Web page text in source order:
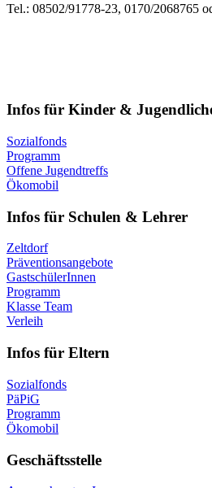
Tel.: 08502/91778-23, 0170/2068765
Infos für Kinder &
Sozialfonds
Programm
Offene Jugendtreffs
Ökomobil
Infos für Schulen & Lehrer
Zeltdorf
Präventionsangebote
GastschülerInnen
Programm
Klasse Team
Verleih
Infos für Eltern
Sozialfonds
PäPiG
Programm
Ökomobil
Geschäftsstelle